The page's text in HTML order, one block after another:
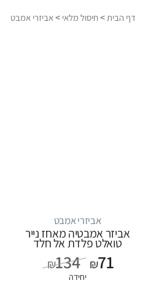
פופולריות
דף הבית>חיסול מלאי > אביזרי אמבט
אביזרי אמבט
אביזר אמבטיה מאחז נייר
טואלט פלדת אל חלד
₪134 ₪71
יחידה